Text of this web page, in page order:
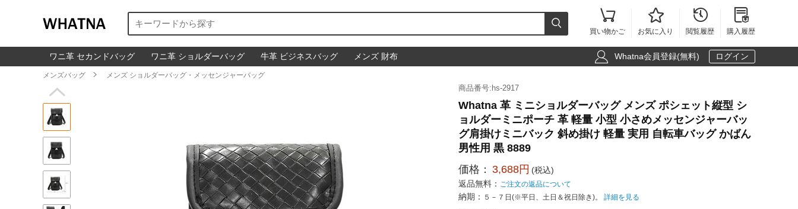


買い物かご

お気に入り

閲覧履歴

購入履歴
ワニ革 セカンドバッグ ワニ革 ショルダーバッグ 牛革 ビジネスバッグ メンズ 財布  Whatna会員登録(無料) ログイン
メンズバッグ  メンズ ショルダーバッグ・メッセンジャーバッグ
 商品番号:hs-2917
Whatna 革 ミニショルダーバッグ メンズ ポシェット縦型 シ
ョルダーミニポーチ 革 軽量 小型 小さめメッセンジャーバッ
グ肩掛けミニバック 斜め掛け 軽量 実用 自転車バッグ かばん
男性用 黒 8889
価格： 3,688円 (税込)
返品無料： ご注文の返品について
納期： ５－７日(※平日、土日＆祝日除き)。 詳細を見る